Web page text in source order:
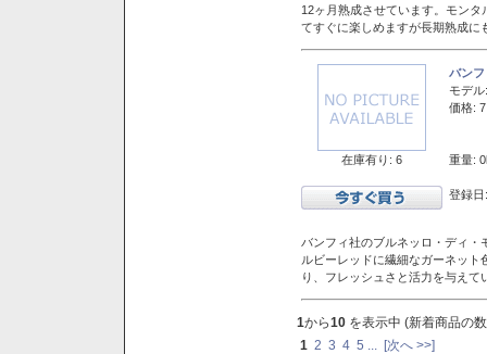
12ヶ月熟成させています。モン
てすぐに楽しめますが長期熟成に
在庫有り: 6
バン
モデル:
価格:
重量:
登録
バンフィ社のブルネッロ・ディ
ルビーレッドに繊細なガーネッ
り、フレッシュさと活力を与え
1から10 を表示中 (新着商品の
1 2 3 4 5 [次へ >>]